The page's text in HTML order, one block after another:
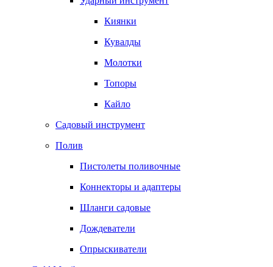
Киянки
Кувалды
Молотки
Топоры
Кайло
Садовый инструмент
Полив
Пистолеты поливочные
Коннекторы и адаптеры
Шланги садовые
Дождеватели
Опрыскиватели